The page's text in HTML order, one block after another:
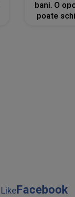
bani. O
poate
LikeFacebook